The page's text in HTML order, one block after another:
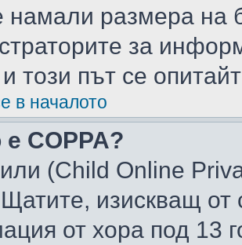
намали размера на
за
този път се
в началото
е COPPA?
(Child Online
изискващ от
от хора под 13